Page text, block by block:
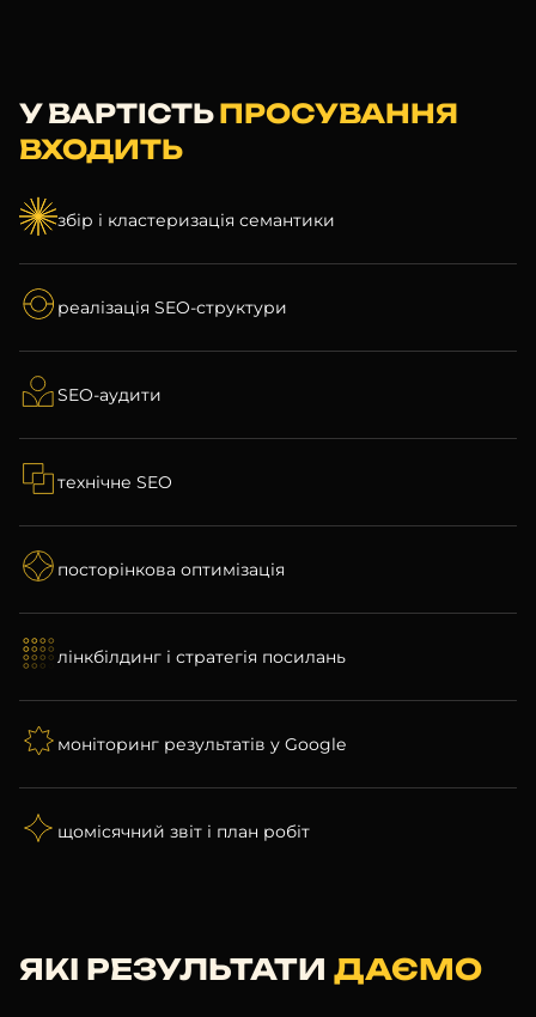
У ВАРТІСТЬПРОСУВАННЯ
ВХОДИТЬ
збір і кластеризація семантики
реалізація SEO-структури
SEO-аудити
технічне SEO
посторінкова оптимізація
лінкбілдинг і стратегія посилань
моніторинг результатів у Google
щомісячний звіт і план робіт
ЯКІ РЕЗУЛЬТАТИ ДАЄМО